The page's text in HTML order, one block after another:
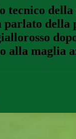
tecnico della
parlato della
alla maglia